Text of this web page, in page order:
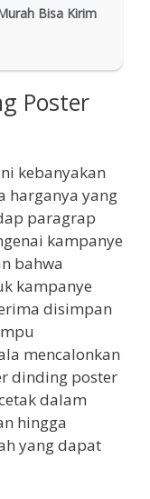
Bisa Kirim
Poster
kebanyakan
harganya yang
paragrap
kampanye
bahwa
kampanye
disimpan
mencalonkan
dinding poster
dalam
hingga
yang dapat